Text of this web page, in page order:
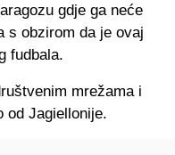
gdje ga neće
s obzirom da je ovaj
fudbala.
mrežama i
od Jagiellonije.